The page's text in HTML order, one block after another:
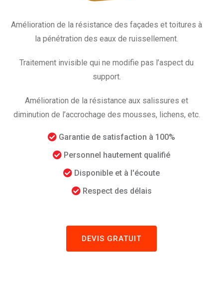
Amélioration de la résistance des façades et toitures à
la pénétration des eaux de ruissellement.
Traitement invisible qui ne modifie pas l’aspect du
support.
Amélioration de la résistance aux salissures et
diminution de l’accrochage des mousses, lichens, etc.
Garantie de satisfaction à 100%
Personnel hautement qualifié
Disponible et à l'écoute
Respect des délais
DEVIS GRATUIT